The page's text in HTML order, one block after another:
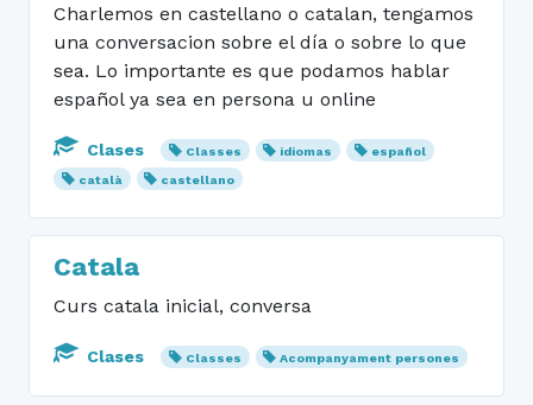
Charlemos en castellano o catalan, tengamos
una conversacion sobre el día o sobre lo que
sea. Lo importante es que podamos hablar
español ya sea en persona u online
Clases Classes idiomas
español
català
castellano
Catala
Curs catala inicial, conversa
Clases Classes Acompanyament persones